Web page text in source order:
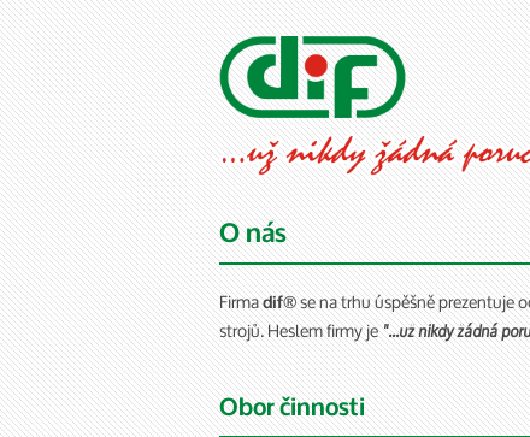
O nás
Firmadif®se na trhu úspěšně prezentuje
strojů. Heslem firmy je"...už nikdy žádná
Obor činnosti